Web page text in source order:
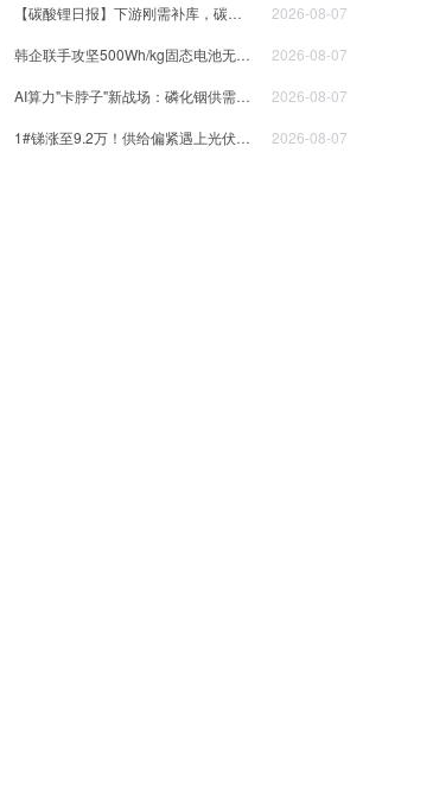
【碳酸锂日报】下游刚需补库，碳酸锂现货价格上涨1750元 2026-08-07
韩企联手攻坚500Wh/kg固态电池无人机 海洋场景商业化迎来关键突破 2026-08-07
AI算力"卡脖子"新战场：磷化铟供需缺口超70%，谁在闷声发大财？ 2026-08-07
1#锑涨至9.2万！供给偏紧遇上光伏玻璃需求，小金属锑强势运行 2026-08-07